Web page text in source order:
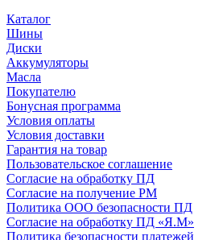
Каталог
Шины
Диски
Аккумуляторы
Масла
Покупателю
Бонусная программа
Условия оплаты
Условия доставки
Гарантия на товар
Пользовательское соглашение
Согласие на обработку ПД
Согласие на получение РМ
Политика ООО безопасности ПД
Согласие на обработку ПД «Я.М»
Политика безопасности платежей